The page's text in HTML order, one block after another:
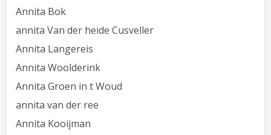
Annita Bok
annita Van der heide Cusveller
Annita Langereis
Annita Woolderink
Annita Groen in t Woud
annita van der ree
Annita Kooijman